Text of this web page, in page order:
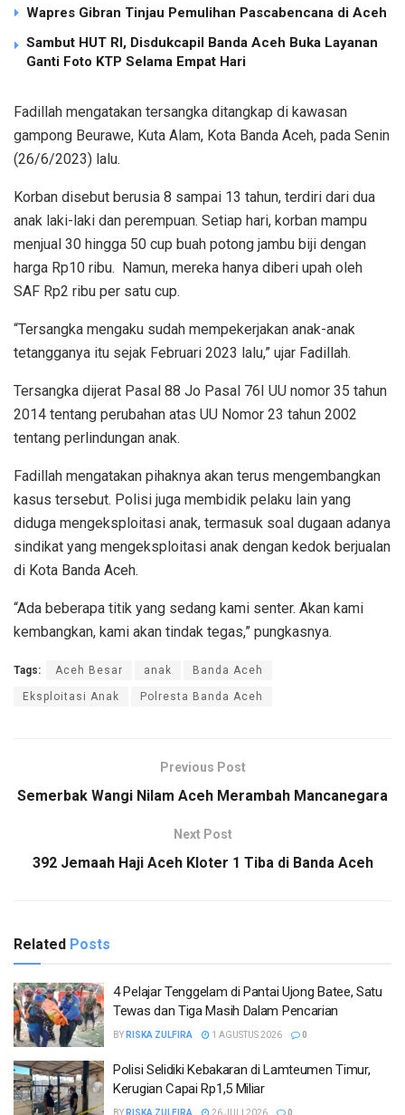
Wapres Gibran Tinjau Pemulihan Pascabencana di Aceh
Sambut HUT RI, Disdukcapil Banda Aceh Buka Layanan
Ganti Foto KTP Selama Empat Hari
Fadillah mengatakan tersangka ditangkap di kawasan
gampong Beurawe, Kuta Alam, Kota Banda Aceh, pada Senin
(26/6/2023) lalu.
Korban disebut berusia 8 sampai 13 tahun, terdiri dari dua
anak laki-laki dan perempuan. Setiap hari, korban mampu
menjual 30 hingga 50 cup buah potong jambu biji dengan
harga Rp10 ribu. Namun, mereka hanya diberi upah oleh
SAF Rp2 ribu per satu cup.
“Tersangka mengaku sudah mempekerjakan anak-anak
tetangganya itu sejak Februari 2023 lalu,” ujar Fadillah.
Tersangka dijerat Pasal 88 Jo Pasal 76I UU nomor 35 tahun
2014 tentang perubahan atas UU Nomor 23 tahun 2002
tentang perlindungan anak.
Fadillah mengatakan pihaknya akan terus mengembangkan
kasus tersebut. Polisi juga membidik pelaku lain yang
diduga mengeksploitasi anak, termasuk soal dugaan adanya
sindikat yang mengeksploitasi anak dengan kedok berjualan
di Kota Banda Aceh.
“Ada beberapa titik yang sedang kami senter. Akan kami
kembangkan, kami akan tindak tegas,” pungkasnya.
Tags: Aceh Besar anak Banda Aceh
Eksploitasi Anak Polresta Banda Aceh
Previous Post
Semerbak Wangi Nilam Aceh Merambah Mancanegara
Next Post
392 Jemaah Haji Aceh Kloter 1 Tiba di Banda Aceh
Related Posts
4 Pelajar Tenggelam di Pantai Ujong Batee, Satu
Tewas dan Tiga Masih Dalam Pencarian
BY RISKA ZULFIRA 1 AGUSTUS 2026 0
Polisi Selidiki Kebakaran di Lamteumen Timur,
Kerugian Capai Rp1,5 Miliar
BY RISKA ZULFIRA 26 JULI 2026 0